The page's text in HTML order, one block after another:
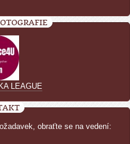
LEAGUE
obraťte se na vedení: